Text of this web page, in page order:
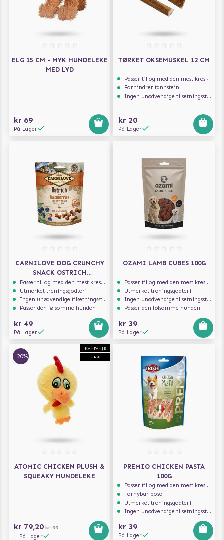
ELG 15 CM - MYK HUNDELEKE
MED LYD
kr 69
På Lager
TØRKET OKSEMUSKEL 12 CM
Passer til og med den mest kresne hunden
Forhindrer tannstein
Ingen unødvendige tilsetningsstoffer
kr 20
På Lager
CARNILOVE DOG CRUNCHY
SNACK OSTRICH
BLACKBERRIES 200G
Passer til og med den mest kresne hunden
Utmerket treningsgodteri
Ingen unødvendige tilsetningsstoffer
Passer den følsomme hunden
kr 49
På Lager
OZAMI LAMB CUBES 100G
Passer til og med den mest kresne hunden
Utmerket treningsgodteri
Ingen unødvendige tilsetningsstoffer
Passer den følsomme hunden
kr 39
På Lager
KAMPANJE
UP20
-20%
ATOMIC CHICKEN PLUSH &
SQUEAKY HUNDELEKE
kr 79,20 kr 99
På Lager
PREMIO CHICKEN PASTA
100G
Passer til og med den mest kresne hunden
Fornybar pose
Utmerket treningsgodteri
Ingen unødvendige tilsetningsstoffer
kr 39
På Lager